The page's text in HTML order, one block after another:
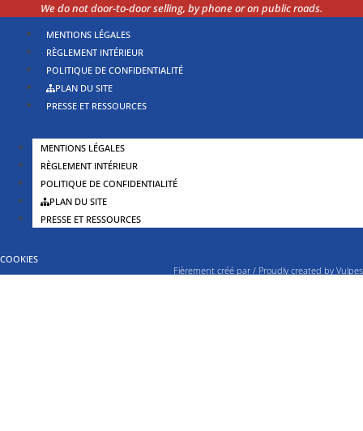
We do not door-to-door selling, by phone or on public roads.
MENTIONS LÉGALES
RÈGLEMENT INTÉRIEUR
POLITIQUE DE CONFIDENTIALITÉ
PLAN DU SITE
PRESSE ET RESSOURCES
MENTIONS LÉGALES
RÈGLEMENT INTÉRIEUR
POLITIQUE DE CONFIDENTIALITÉ
PLAN DU SITE
PRESSE ET RESSOURCES
COOKIES
Fièrement créé par / Proudly created by Vulpes